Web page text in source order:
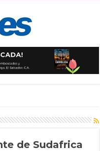
de Sudafrica